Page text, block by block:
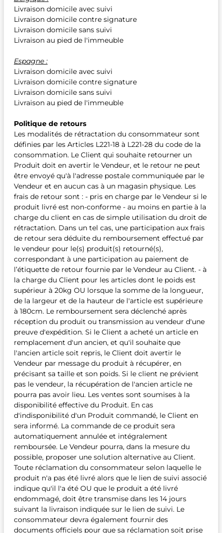
Livraison domicile avec suivi
Livraison domicile contre signature
Livraison domicile sans suivi
Livraison au pied de l'immeuble
Espagne :
Livraison domicile avec suivi
Livraison domicile contre signature
Livraison domicile sans suivi
Livraison au pied de l'immeuble
Politique de retours
Les modalités de rétractation du consommateur sont
définies par les Articles L221-18 à L221-28 du code de la
consommation. Le Client qui souhaite retourner un
Produit doit en avertir le Vendeur, et le retour ne peut
être envoyé qu'à l'adresse postale communiquée par le
Vendeur et en aucun cas à un magasin physique. Les
frais de retour sont : - pris en charge par le Vendeur si le
produit livré est non-conforme - au moins en partie à la
charge du client en cas de simple utilisation du droit de
rétractation. Dans un tel cas, une participation aux frais
de retour sera déduite du remboursement effectué par
le vendeur pour le(s) produit(s) retourné(s),
correspondant à une participation au paiement de
l’étiquette de retour fournie par le Vendeur au Client. - à
la charge du Client pour les articles dont le poids est
supérieur à 20kg OU lorsque la somme de la longueur,
de la largeur et de la hauteur de l'article est supérieure
à 180cm. Le remboursement sera déclenché après
réception du produit ou transmission au vendeur d'une
preuve d'expédition. Si le Client a acheté un article en
remplacement d'un ancien, et qu'il souhaite que
l'ancien article soit repris, le Client doit avertir le
Vendeur par message du produit à récupérer, en
précisant sa taille et son poids. Si le client ne prévient
pas le vendeur, la récupération de l'ancien article ne
pourra pas avoir lieu. Les ventes sont soumises à la
disponibilité effective du Produit. En cas
d'indisponibilité d'un Produit commandé, le Client en
sera informé. La commande de ce produit sera
automatiquement annulée et intégralement
remboursée. Le Vendeur pourra, dans la mesure du
possible, proposer une solution alternative au Client.
Toute réclamation du consommateur selon laquelle le
produit n'a pas été livré alors que le lien de suivi associé
indique qu'il l'a été OU que le produit a été livré
endommagé, doit être transmise dans les 14 jours
suivant la livraison indiquée sur le lien de suivi. Le
consommateur devra également fournir des
documents officiels pour que sa réclamation soit prise